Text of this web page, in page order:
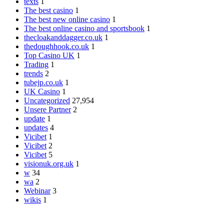
The best casino 1
The best new online casino 1
The best online casino and sportsbook 1
thecloakanddagger.co.uk 1
thedoughhook.co.uk 1
Top Casino UK 1
Trading 1
trends 2
tubejp.co.uk 1
UK Casino 1
Uncategorized 27,954
Unsere Partner 2
update 1
updates 4
Vicibet 1
Vicibet 2
Vicibet 5
visionuk.org.uk 1
w 34
wa 2
Webinar 3
wikis 1